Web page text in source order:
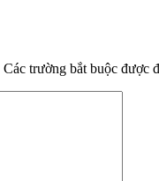
Các trường bắt buộc được